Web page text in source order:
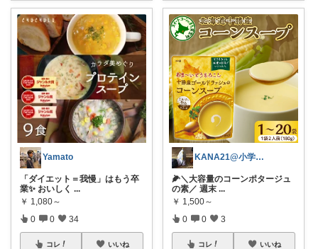
Yamato
「ダイエット＝我慢」はもう卒
業✨ おいしく ...
￥ 1,080～
0 0 34
コレ いいね
KANA21@小学生2人の事務職ママ
🌽＼大容量のコーンポタージュ
の素／ 週末 ...
￥ 1,500～
0 0 3
コレ いいね